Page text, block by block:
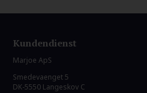
Kundendienst
Marjoe ApS
Smedevaenget 5
DK-5550 Langeskov C